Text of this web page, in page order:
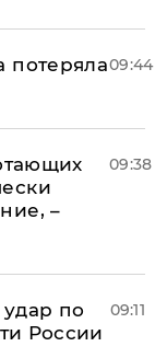
потеряла09:44
–
09:38
по
России
09:11